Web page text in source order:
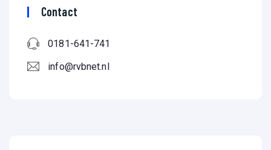
Contact
0181-641-741
info@rvbnet.nl